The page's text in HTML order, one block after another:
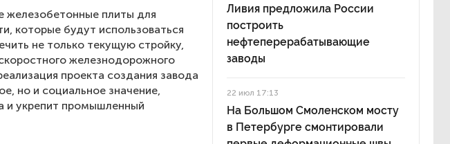
железобетонные плиты для
которые будут использоваться
не только текущую стройку,
железнодорожного
проекта создания завода
но и социальное значение,
и укрепит промышленный
Ливия предложила России
построить
нефтеперерабатывающие
заводы
22 июл 17:13
На Большом Смоленском мосту
в Петербурге смонтировали